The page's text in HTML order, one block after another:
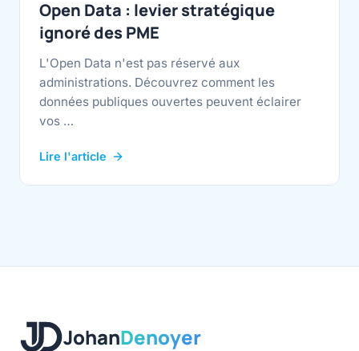
Open Data : levier stratégique
ignoré des PME
L'Open Data n'est pas réservé aux
administrations. Découvrez comment les
données publiques ouvertes peuvent éclairer
vos …
Lire l'article
JohanDenoyer